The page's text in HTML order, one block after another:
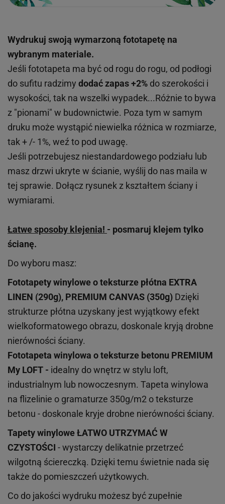
Wydrukuj swoją wymarzoną fototapetę na
wybranym materiale.
Jeśli fototapeta ma być od rogu do rogu, od podłogi
do sufitu radzimy dodać zapas +2% do szerokości i
wysokości, tak na wszelki wypadek...Różnie to bywa
z "pionami" w budownictwie. Poza tym w samym
druku może wystąpić niewielka różnica w rozmiarze,
tak + /- 1%, weź to pod uwagę.
Jeśli potrzebujesz niestandardowego podziału lub
masz drzwi ukryte w ścianie, wyślij do nas maila w
tej sprawie. Dołącz rysunek z kształtem ściany i
wymiarami.
Łatwe sposoby klejenia! - posmaruj klejem tylko
ścianę.
Do wyboru masz:
Fototapety winylowe oteksturze płótna EXTRA
LINEN (290g), PREMIUM CANVAS (350g) Dzięki
strukturze płótna uzyskany jest wyjątkowy efekt
wielkoformatowego obrazu, doskonale kryją drobne
nierówności ściany.
Fototapeta winylowa oteksturze betonu PREMIUM
My LOFT - idealny do wnętrz w stylu loft,
industrialnym lub nowoczesnym. Tapeta winylowa
na flizelinie o gramaturze 350g/m2 o teksturze
betonu - doskonale kryje drobne nierówności ściany.
Tapety winyloweŁATWO UTRZYMAĆ W
CZYSTOŚCI - wystarczy delikatnie przetrzeć
wilgotną ściereczką. Dzięki temu świetnie nada się
także do pomieszczeń użytkowych.
Co do jakości wydruku możesz być zupełnie